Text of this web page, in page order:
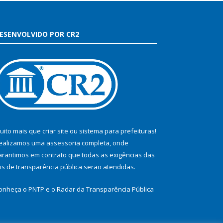
POR CR2
mais que criar site ou sistema para prefeituras!
uma assessoria completa, onde
em contrato que todas as exigências das
de transparência pública serão atendidas.
o PNTP e o Radar da Transparência Pública